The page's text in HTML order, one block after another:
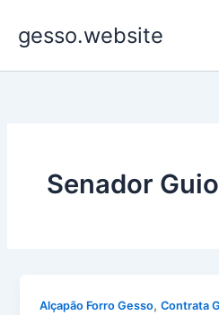
para
conteúdo
gesso.website
Senador
Alçapão Forro Gesso,Contrata